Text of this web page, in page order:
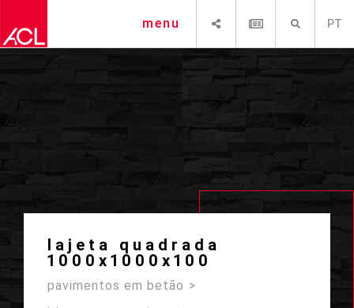
PT
menu
lajeta quadrada
1000x1000x100
pavimentos em betão